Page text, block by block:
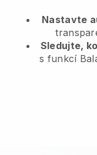
Nastavte
Sledujte,
s funkcí